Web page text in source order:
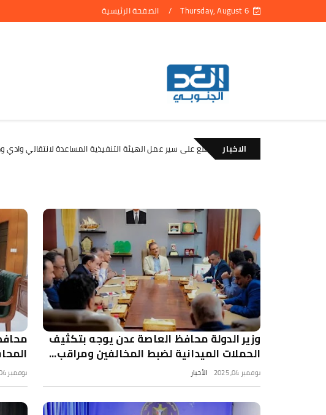
Thursday, August 6 الصفحة الرئيسية
الاخبار
الأمين العام يطّلع على سير عمل الهيئة التنفيذية المساعدة لانتقالي وادي وصحراء
وزير الدولة محافظ العاصة عدن يوجه بتكثيف
الحملات الميدانية لضبط المخالفين ومراقب...
نوفمبر 04, 2025 الأخبار نوفمبر 04, 2025